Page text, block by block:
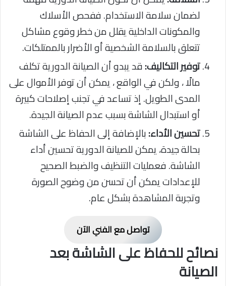
لضمان سلامة الاستخدام. ففحص الأسلاك
والمكونات الداخلية يقلل من خطر وقوع مشاكل
تتعلق بالسلامة الشخصية أو الأضرار بالممتلكات.
توفير التكاليف:قد يبدو أن الصيانة الدورية تكلف
مالًا ، ولكن في الواقع ، يمكن أن توفر الأموال على
المدى الطويل. إذ تساعد في تجنب إصلاحات كبيرة
أو استبدال الشاشة بسبب عدم الصيانة الجيدة.
تحسين الأداء:بالإضافة إلى الحفاظ على الشاشة
بحالة جيدة، يمكن للصيانة الدورية تحسين أداء
الشاشة. فعمليات التنظيف والضبط الصحيح
للإعدادات يمكن أن تحسن من وضوح الصورة
وتجربة المشاهدة بشكل عام.
تواصل مع الفني الآن
نصائح للحفاظ على الشاشة بعد
الصيانة